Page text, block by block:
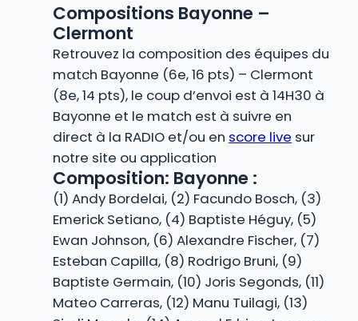
Compositions Bayonne –
Clermont
Retrouvez la composition des équipes du
match Bayonne (6e, 16 pts) – Clermont
(8e, 14 pts), le coup d’envoi est à 14H30 à
Bayonne et le match est à suivre en
direct à la RADIO et/ou en score live sur
notre site ou application
Composition: Bayonne :
(1) Andy Bordelai, (2) Facundo Bosch, (3)
Emerick Setiano, (4) Baptiste Héguy, (5)
Ewan Johnson, (6) Alexandre Fischer, (7)
Esteban Capilla, (8) Rodrigo Bruni, (9)
Baptiste Germain, (10) Joris Segonds, (11)
Mateo Carreras, (12) Manu Tuilagi, (13)